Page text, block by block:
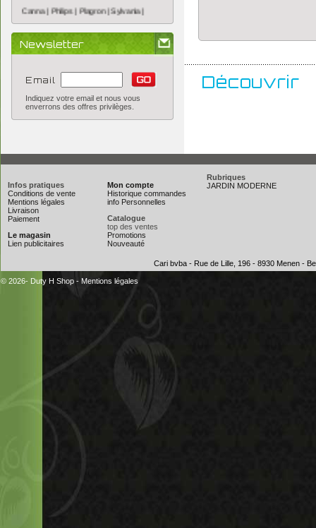
Newsletter
Email
Indiquez votre email et nous vous
enverrons des offres privilèges.
Découvrir
Infos pratiques
Conditions de vente
Mentions légales
Livraison
Paiement
Le magasin
Lien publicitaires
Mon compte
Historique commandes
info Personnelles
Catalogue
top des ventes
Promotions
Nouveauté
Rubriques
JARDIN MODERNE
Cari bvba - Rue de Lille, 196 - 8930 Menen -
© 2026- Duty H Shop - Mentions légales